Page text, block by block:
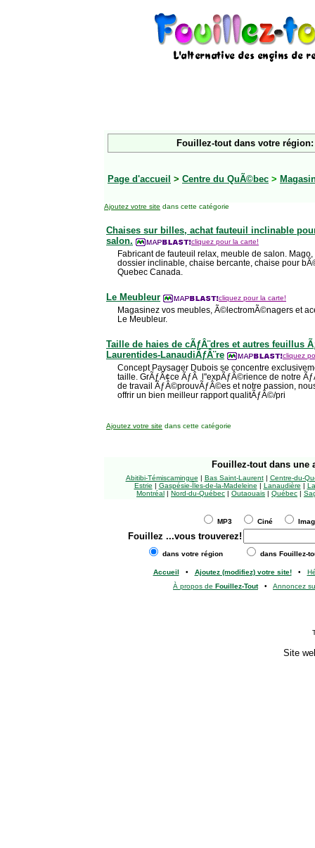
Fouillez-tout dans votre région:
Page d'accueil > Centre du QuÃ©bec >
Ajoutez votre site dans cette catégorie
Chaises sur billes, achat fauteuil inclinable
salon.
cliquez pour la carte!
Fabricant de fauteuil relax, meuble de salon.
dossier inclinable, chaise bercante, chaise pour
Quebec Canada.
Le Meubleur cliquez pour la carte!
Magasinez vos meubles, Ã©lectromÃ©nagers et
Le Meubleur.
Taille de haies de cÃƒÂ¨dres et autres feuillus
Laurentides-LanaudiÃƒÂ¨re
cliquez
Concept Paysager Dubois se concentre
taille. GrÃƒÂ¢ce ÃƒÂ l''expÃƒÂ©rience de notre
de travail ÃƒÂ©prouvÃƒÂ©es et notre passion,
offrir un bien meilleur rapport qualitÃƒÂ©/pri
Ajoutez votre site dans cette catégorie
Fouillez-tout dans une
Abitibi-Témiscamingue | Bas Saint-Laurent| Centre-du-
Estrie | Gaspésie-Îles-de-la-Madeleine | Lanaudière |
Montréal | Nord-du-Québec | Outaouais | Québec |
MP3 Ciné
Fouillez ...vous trouverez!
dans votre région dans Fouillez-
Accueil • Ajoutez (modifiez) votre site!•
À propos de Fouillez-Tout• Annoncez
Site